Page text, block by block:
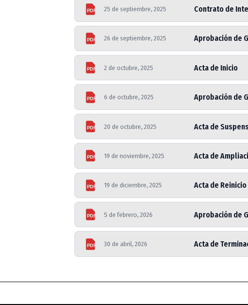
PDF 25 de septiembre, 2025 Contrato de
PDF 26 de septiembre, 2025 Aprobación de
PDF 2 de octubre, 2025 Acta de Inicio
PDF 6 de octubre, 2025 Aprobación de
PDF 20 de octubre, 2025 Acta de
PDF 19 de noviembre, 2025 Acta de
PDF 19 de diciembre, 2025 Acta de
PDF 5 de febrero, 2026 Aprobación de
PDF 30 de abril, 2026 Acta de